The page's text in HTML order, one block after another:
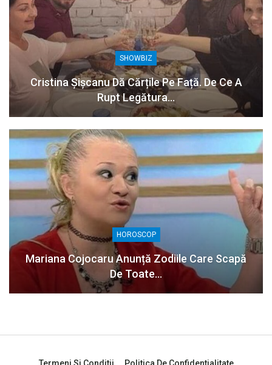
SHOWBIZ
Cristina Șișcanu Dă Cărțile Pe Față. De Ce A
Rupt Legătura…
HOROSCOP
Mariana Cojocaru Anunță Zodiile Care Scapă
De Toate…